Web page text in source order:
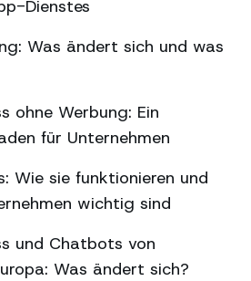
Dienstes
Was ändert sich und was
ohne Werbung: Ein
für Unternehmen
Wie sie funktionieren und
wichtig sind
und Chatbots von
Was ändert sich?